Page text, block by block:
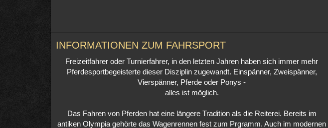
INFORMATIONEN ZUM FAHRSPORT
Freizeitfahrer oder Turnierfahrer, in den letzten Jahren haben sich immer mehr
Pferdesportbegeisterte dieser Disziplin zugewandt. Einspänner, Zweispänner,
Vierspänner, Pferde oder Ponys -
alles ist möglich.
Das Fahren von Pferden hat eine längere Tradition als die Reiterei. Bereits im
antiken Olympia gehörte das Wagenrennen fest zum Prgramm. Auch im modernen